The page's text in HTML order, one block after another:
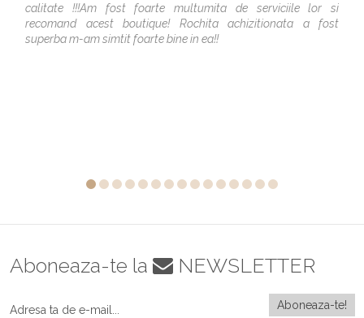
calitate !!!Am fost foarte multumita de serviciile lor si
recomand acest boutique! Rochita achizitionata a fost
superba m-am simtit foarte bine in ea!!
Aboneaza-te la NEWSLETTER